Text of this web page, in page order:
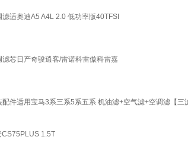
适奥迪A5 A4L 2.0 低功率版40TFSI
芯日产奇骏逍客/雷诺科雷傲科雷嘉
件适用宝马3系三系5系五系 机油滤+空气滤+空调滤【
CS75PLUS 1.5T